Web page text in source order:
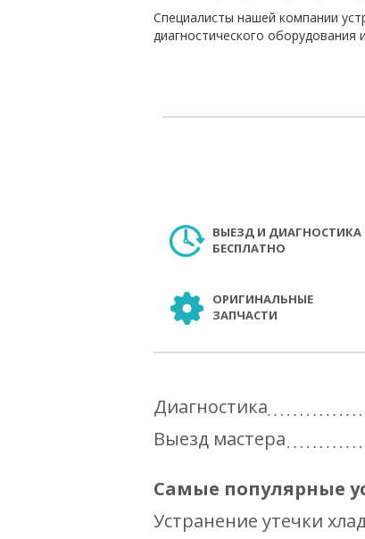
Специалисты нашей компании
диагностического оборудования
ВЫЕЗД И ДИАГНОСТИКА
БЕСПЛАТНО
ОРИГИНАЛЬНЫЕ
ЗАПЧАСТИ
Диагностика
Выезд мастера
Самые популярные
Устранение утечки